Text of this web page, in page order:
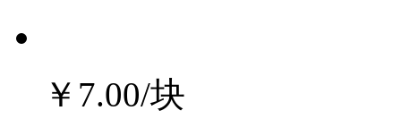
￥7.00/块